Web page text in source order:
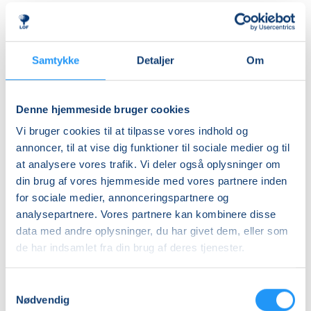
Samtykke Detaljer Om
Denne hjemmeside bruger cookies
Vi bruger cookies til at tilpasse vores indhold og
annoncer, til at vise dig funktioner til sociale medier og til
at analysere vores trafik. Vi deler også oplysninger om
din brug af vores hjemmeside med vores partnere inden
for sociale medier, annonceringspartnere og
analysepartnere. Vores partnere kan kombinere disse
data med andre oplysninger, du har givet dem, eller som
de har indsamlet fra din brug af deres tjenester.
Nødvendig
ALDERSINDDELINGEN ER VEJLEDENDE
Børn er forskellige og udvikler sig i forskellige tempi,
virker utryg ved vand, er det en god idé at tænke lidt
motorisk langt fremme, frisk på nye udfordringer og
måske endda allerede vandtilvænnet, kan det være
en god idé at tænke lidt opad i fht. aldersrammen.
Holdene er små, så der er god mulighed for at tage
individuelle hensyn undervejs.
BEMÆRK
Tilmeldingen gælder en voksen med et barn og det er
kun den voksne, der skal tilmeldes.
Ledig-KBH
Ledig-FRB
DKK 923,00
DKK 907,00
Studerende-FRB
DKK 923,00
Unge (18-25 år)-KBH
DKK 907,00
Info
903261